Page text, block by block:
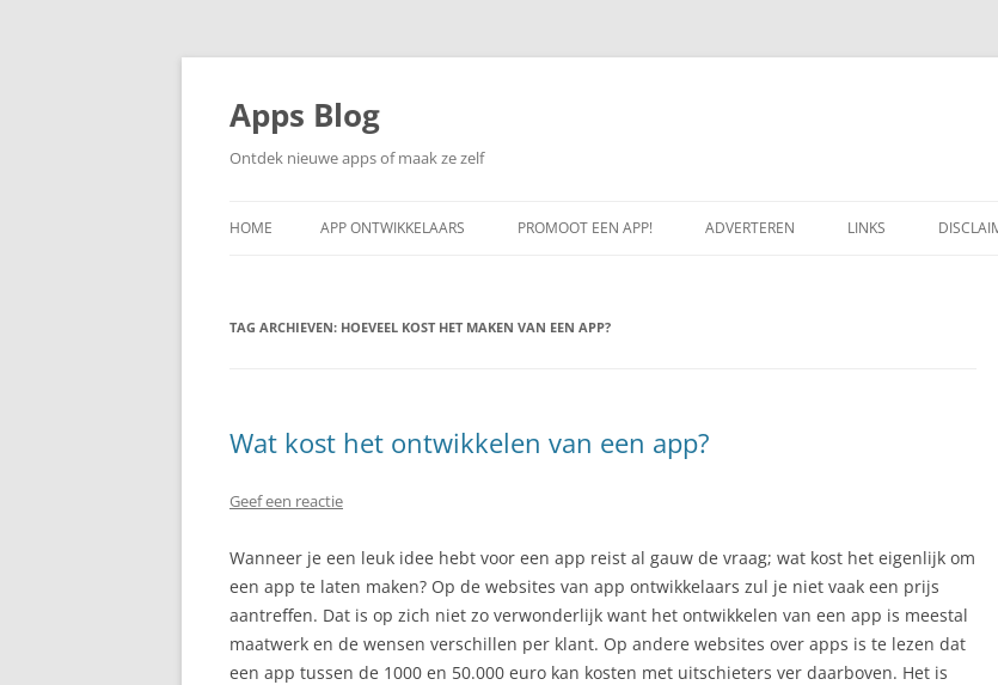
Ga
inhoud
Apps Blog
Ontdek nieuwe apps of maak ze zelf
HOME APP ONTWIKKELAARS PROMOOT EEN APP! ADVERTEREN LINKS
TAG ARCHIEVEN: HOEVEEL KOST HET MAKEN VAN EEN APP?
Wat kost het ontwikkelen van een app?
Geef een reactie
Wanneer je een leuk idee hebt voor een app reist al gauw de vraag; wat kost het eigenlijk om
een app te laten maken? Op de websites van app ontwikkelaars zul je niet vaak een prijs
aantreffen. Dat is op zich niet zo verwonderlijk want het ontwikkelen van een app is meestal
maatwerk en de wensen verschillen per klant. Op andere websites over apps is te lezen dat
een app tussen de 1000 en 50.000 euro kan kosten met uitschieters ver daarboven. Het is